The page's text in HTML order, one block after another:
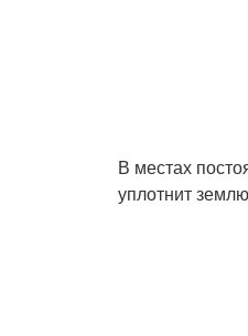
В местах
уплотнит